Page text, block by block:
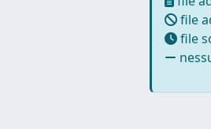
file
file